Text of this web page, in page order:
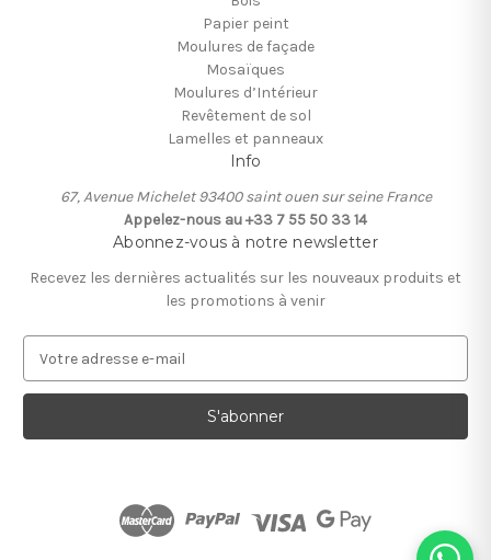
Papier peint
Moulures de façade
Mosaïques
Moulures d’Intérieur
Revêtement de sol
Lamelles et panneaux
Info
67, Avenue Michelet 93400 saint ouen sur seine France
Appelez-nous au +33 7 55 50 33 14
Abonnez-vous à notre newsletter
Recevez les dernières actualités sur les nouveaux produits et
les promotions à venir
r
s